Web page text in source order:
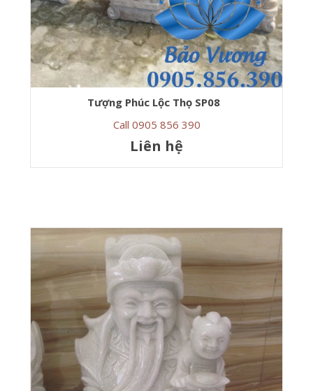
Tượng Phúc Lộc Thọ SP08
Call 0905 856 390
Liên hệ